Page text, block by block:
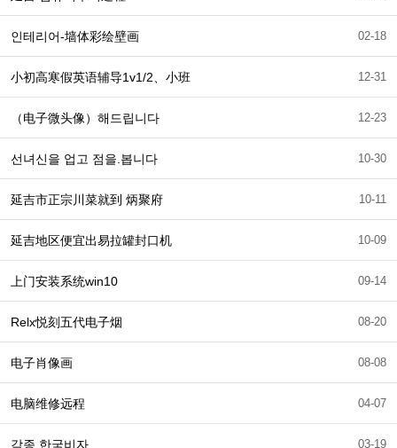
인테리어-墙体彩绘壁画 02-18
小初高寒假英语辅导1v1/2、小班 12-31
（电子微头像）해드립니다 12-23
선녀신을 업고 점을.봅니다 10-30
延吉市正宗川菜就到 炳聚府 10-11
延吉地区便宜出易拉罐封口机 10-09
上门安装系统win10 09-14
Relx悦刻五代电子烟 08-20
电子肖像画 08-08
电脑维修远程 04-07
각종 한국비자 03-19